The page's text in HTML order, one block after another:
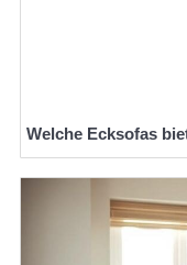
Welche Ecksofas